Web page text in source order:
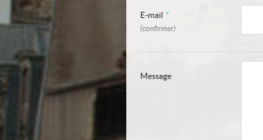
E-mail *
(confirmer)
Message